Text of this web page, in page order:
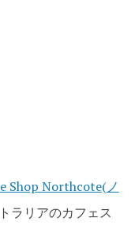
Shop Northcote(ノ
ラリアのカフェス